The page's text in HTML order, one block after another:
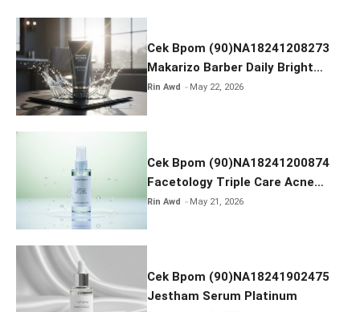
o
k
Cek Bpom (90)NA18241208273
Makarizo Barber Daily Bright
Radiance Face Wash
Rin Awd May 22, 2026
Cek Bpom (90)NA18241200874
Facetology Triple Care Acne
Calm Micellar Water
Rin Awd May 21, 2026
Cek Bpom (90)NA18241902475
Jestham Serum Platinum